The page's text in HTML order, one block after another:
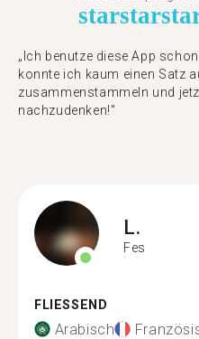
starstar
„Ich benutze diese App
konnte ich kaum einen Satz
zusammenstammeln und
nachzudenken!"
L.
Fes
FLIESSEND
Arabisch